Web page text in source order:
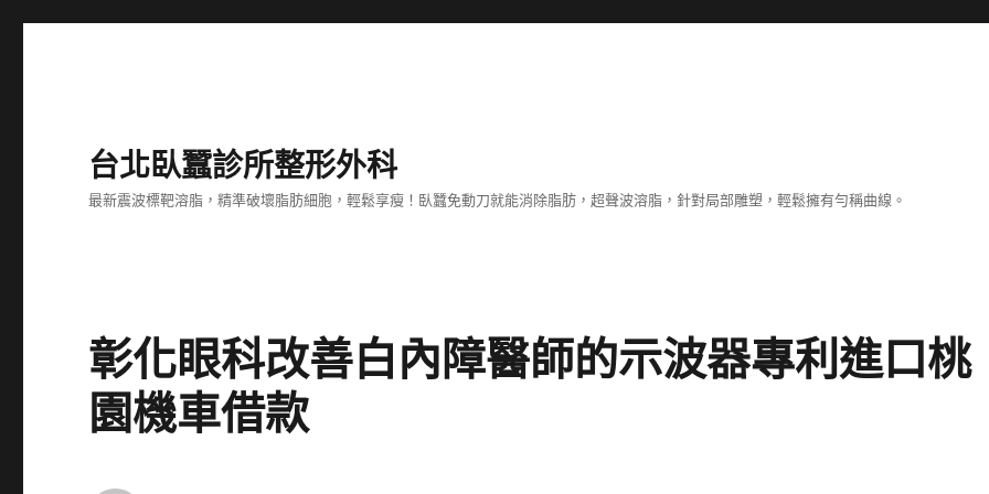
台北臥蠶診所整形外科
最新震波標靶溶脂，精準破壞脂肪細胞，輕鬆享瘦！臥蠶免動刀就能消除脂肪，超聲波溶脂，針對局部雕塑，輕鬆擁有勻稱曲線。
彰化眼科改善白內障醫師的示波器專利進口桃
園機車借款